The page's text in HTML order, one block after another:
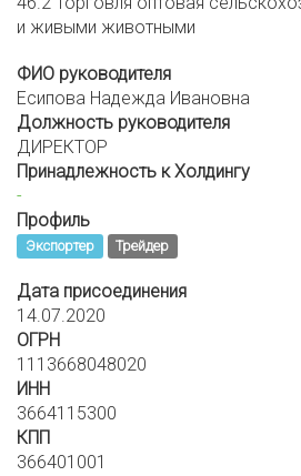
и живыми животными
ФИО руководителя
Есипова Надежда Ивановна
Должность руководителя
ДИРЕКТОР
Принадлежность к Холдингу
-
Профиль
Экспортер Трейдер
Дата присоединения
14.07.2020
ОГРН
1113668048020
ИНН
3664115300
КПП
366401001